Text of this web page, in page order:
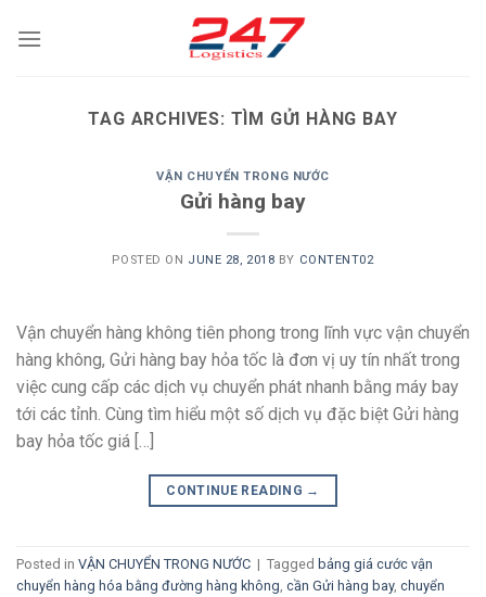
TAG ARCHIVES: TÌM GỬI HÀNG BAY
VẬN CHUYỂN TRONG NƯỚC
Gửi hàng bay
POSTED ON JUNE 28, 2018 BY CONTENT02
Vận chuyển hàng không tiên phong trong lĩnh vực vận chuyển
hàng không, Gửi hàng bay hỏa tốc là đơn vị uy tín nhất trong
việc cung cấp các dịch vụ chuyển phát nhanh bằng máy bay
tới các tỉnh. Cùng tìm hiểu một số dịch vụ đặc biệt Gửi hàng
bay hỏa tốc giá […]
CONTINUE READING →
Posted in VẬN CHUYỂN TRONG NƯỚC | Tagged bảng giá cước vận
chuyển hàng hóa bằng đường hàng không cần Gửi hàng bay, chuyển